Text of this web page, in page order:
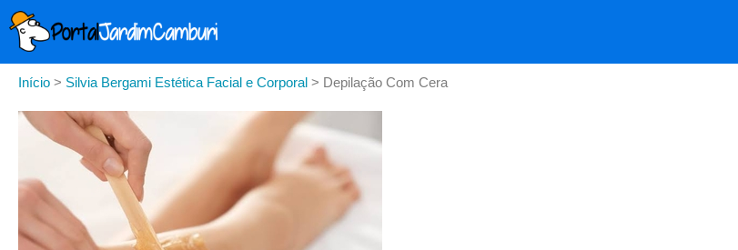
Início > Silvia Bergami Estética Facial e Corporal > Depilação Com Cera